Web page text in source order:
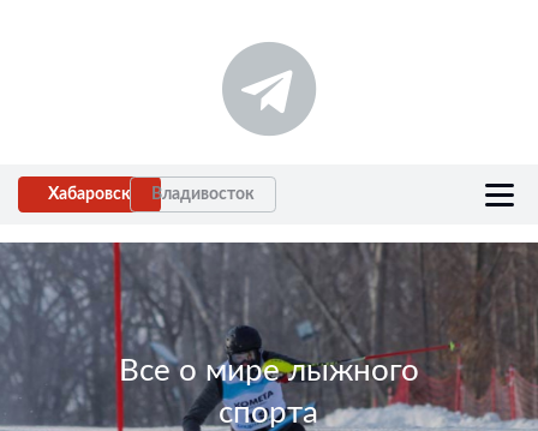
Хабаровск Владивосток
Все о мире лыжного
спорта